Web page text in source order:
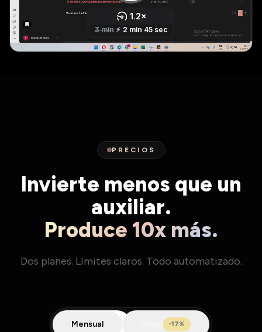
PRECIOS
Invierte menos que un
auxiliar.
Produce 10x más.
Dos planes. Límites claros. Todo automatizado.
Mensual -17%